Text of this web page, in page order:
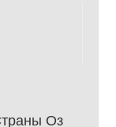
Оз